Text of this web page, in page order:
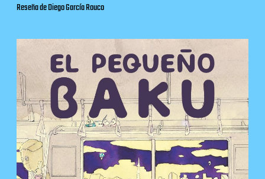
Reseña de Diego García Rouco